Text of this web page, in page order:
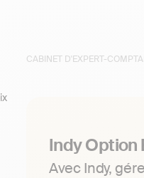
CABINET D'EXPERT-
Indy
Avec Indy,